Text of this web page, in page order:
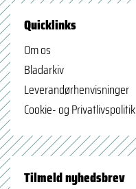
Quicklinks
Om os
Bladarkiv
Leverandørhenvisninger
Cookie- og Privatlivspolitik
Tilmeld nyhedsbrev